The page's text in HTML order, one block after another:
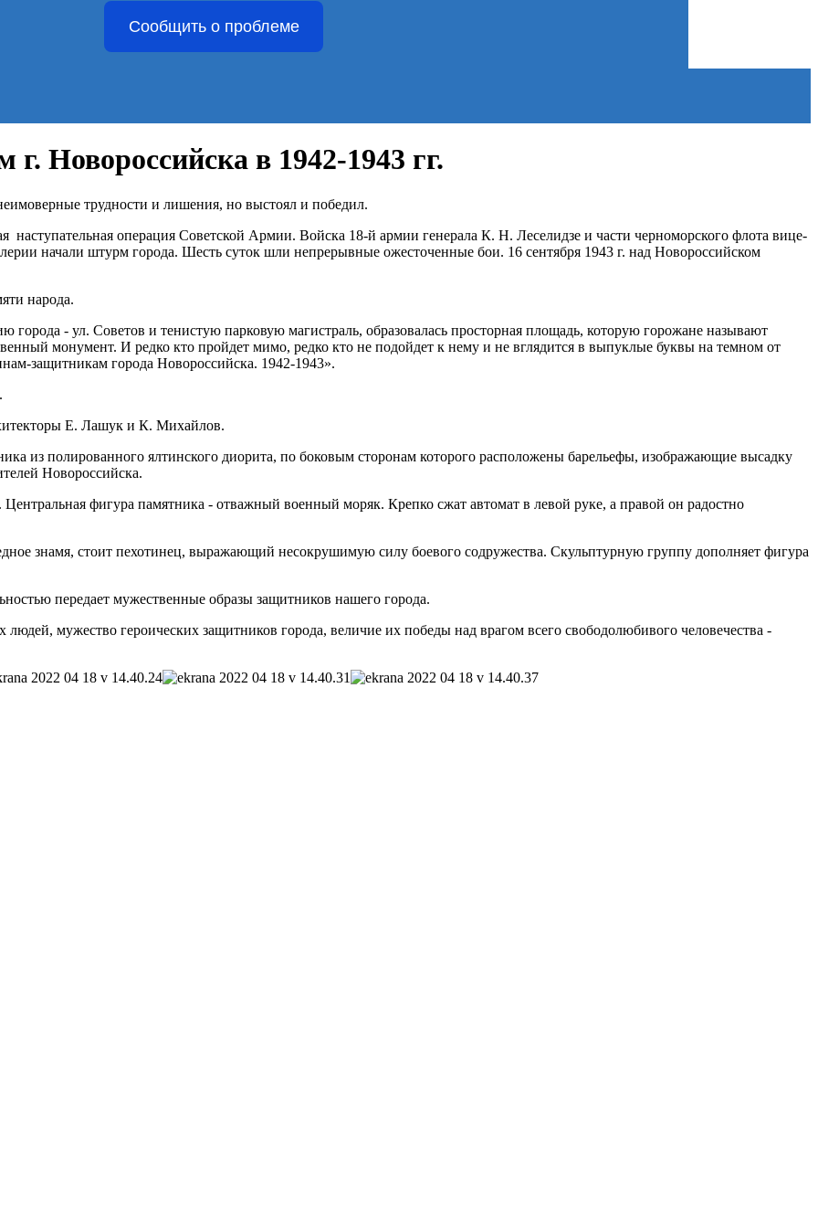
Сообщить о проблеме
Новороссийска в 1942-1943 гг.
трудности и лишения, но выстоял и победил.
наступательная операция Советской Армии. Войска 18-й армии генерала К. Н. Леселидзе и части черноморского флота вице-
начали штурм города. Шесть суток шли непрерывные ожесточенные бои. 16 сентября 1943 г. над Новороссийском
народа.
города - ул. Советов и тенистую парковую магистраль, образовалась просторная площадь, которую горожане называют
монумент. И редко кто пройдет мимо, редко кто не подойдет к нему и не вглядится в выпуклые буквы на темном от
защитникам города Новороссийска. 1942-1943».
Е. Лашук и К. Михайлов.
из полированного ялтинского диорита, по боковым сторонам которого расположены барельефы, изображающие высадку
Новороссийска.
Центральная фигура памятника - отважный военный моряк. Крепко сжат автомат в левой руке, а правой он радостно
знамя, стоит пехотинец, выражающий несокрушимую силу боевого содружества. Скульптурную группу дополняет фигура
передает мужественные образы защитников нашего города.
людей, мужество героических защитников города, величие их победы над врагом всего свободолюбивого человечества -